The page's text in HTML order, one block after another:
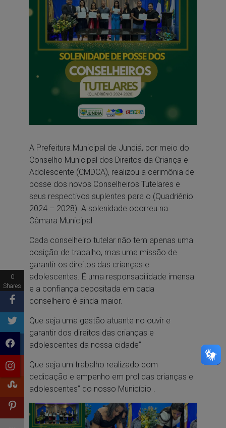
A Prefeitura Municipal de Jundiá, por meio do
Conselho Municipal dos Direitos da Criança e
Adolescente (CMDCA), realizou a cerimônia de
posse dos novos Conselheiros Tutelares e
seus respectivos suplentes para o (Quadriênio
2024 – 2028). A solenidade ocorreu na
Câmara Municipal
Cada conselheiro tutelar não tem apenas uma
posição de trabalho, mas uma missão de
garantir os direitos das crianças e
adolescentes. É uma responsabilidade imensa
e a confiança depositada em cada
conselheiro é ainda maior.
Que seja uma gestão atuante no ouvir e
garantir dos direitos das crianças e
adolescentes da nossa cidade”
Que seja um trabalho realizado com
dedicação e empenho em prol das crianças e
adolescentes” do nosso Município .
0
Shares